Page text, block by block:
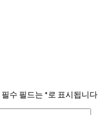
필수 필드는 *로 표시됩니다